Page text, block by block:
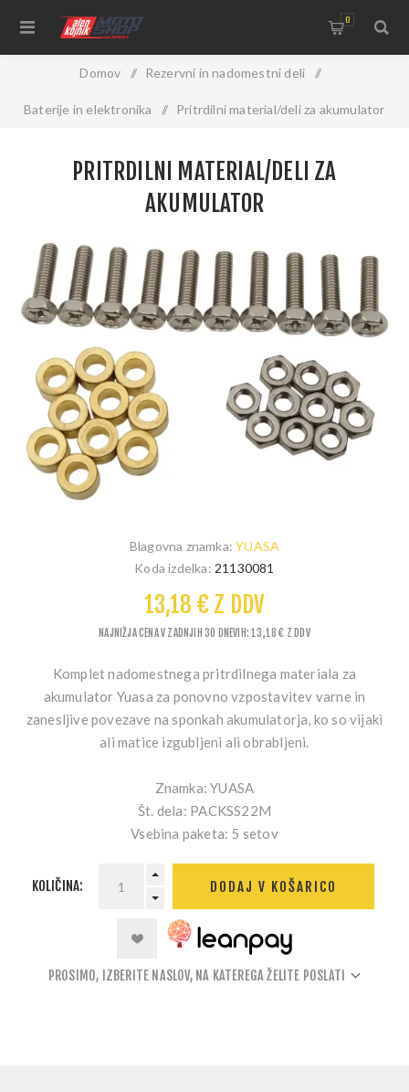
0
Domov / Rezervni in nadomestni deli /
Baterije in elektronika / Pritrdilni material/deli za akumulator
PRITRDILNI MATERIAL/DELI ZA
AKUMULATOR
Blagovna znamka: YUASA
Koda izdelka: 21130081
13,18 € Z DDV
NAJNIŽJA CENA V ZADNJIH 30 DNEVIH: 13,18 € Z DDV
Komplet nadomestnega pritrdilnega materiala za
akumulator Yuasa za ponovno vzpostavitev varne in
zanesljive povezave na sponkah akumulatorja, ko so vijaki
ali matice izgubljeni ali obrabljeni.
Znamka: YUASA
Št. dela: PACKSS22M
Vsebina paketa: 5 setov
KOLIČINA: DODAJ V KOŠARICO
PROSIMO, IZBERITE NASLOV, NA KATEREGA ŽELITE POSLATI